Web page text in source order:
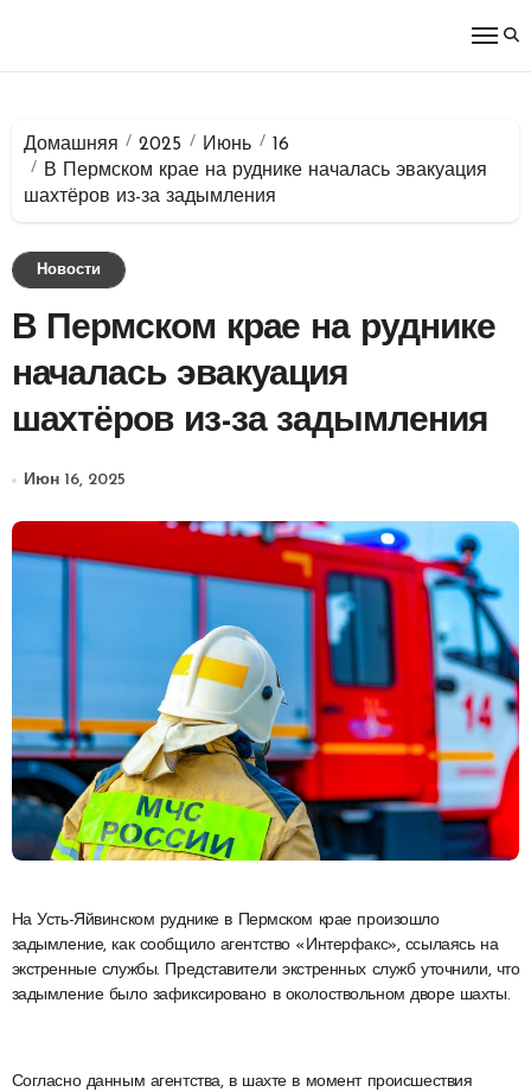
Домашняя 2025 Июнь
16
В Пермском крае на руднике началась эвакуация
шахтёров из-за задымления
Новости
В Пермском крае на руднике
началась эвакуация
шахтёров из-за задымления
Июн 16, 2025
На Усть-Яйвинском руднике в Пермском крае произошло
задымление, как сообщило агентство «Интерфакс», ссылаясь на
экстренные службы. Представители экстренных служб уточнили, что
задымление было зафиксировано в околоствольном дворе шахты.
Согласно данным агентства, в шахте в момент происшествия